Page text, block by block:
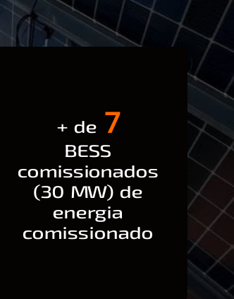
+ de 7
BESS
comissionados
(30 MW) de
energia
comissionado